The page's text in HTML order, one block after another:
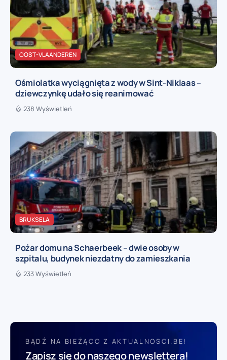
OOST-VLAANDEREN
Ośmiolatka wyciągnięta z wody w Sint-Niklaas –
dziewczynkę udało się reanimować
238 Wyświetleń
BRUKSELA
Pożar domu na Schaerbeek – dwie osoby w
szpitalu, budynek niezdatny do zamieszkania
233 Wyświetleń
BĄDŹ NA BIEŻĄCO Z AKTUALNOSCI.BE!
Zapisz się do naszego newslettera!